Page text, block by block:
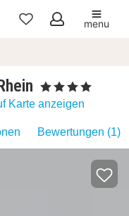
Meine
menu
, 4 Sterne
Karte anzeigen
Bewertungen (1)